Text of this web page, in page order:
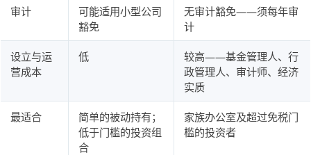
审计
可能适用小型公司
豁免
无审计豁免——须每年审
计
设立与运
营成本
低
较高——基金管理人、行
政管理人、审计师、经济
实质
最适合
简单的被动持有；
低于门槛的投资组
合
家族办公室及超过免税门
槛的投资者